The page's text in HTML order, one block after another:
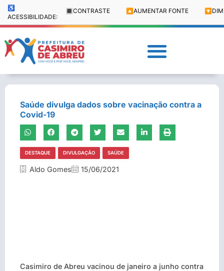
♿
ACESSIBILIDADE:
🔳 CONTRASTE 🔼 AUMENTAR FONTE 🔽
Saúde divulga dados sobre vacinação contra a
Covid-19
DESTAQUE DIVULGAÇÃO SAÚDE
Aldo Gomes 15/06/2021
Casimiro de Abreu vacinou de janeiro a junho contra